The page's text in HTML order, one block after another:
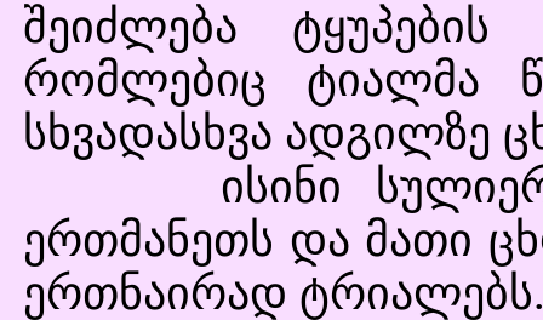
შეიძლება ტყუპების
რომლებიც ტიალმა
სხვადასხვა ადგილზე
ისინი
ერთმანეთს და მათი
ერთნაირად